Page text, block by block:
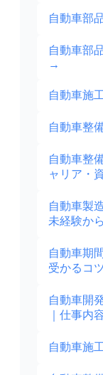
自動車部
自動車部
→
自動車施
自動車整
自動車整
ャリア・
自動車製
未経験か
自動車期
受かるコ
自動車開
｜仕事内
自動車施